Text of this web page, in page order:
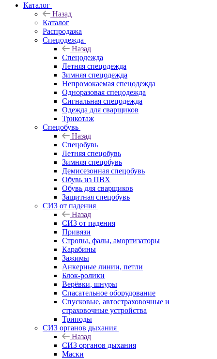
Каталог
Назад
Каталог
Распродажа
Спецодежда
Назад
Спецодежда
Летняя спецодежда
Зимняя спецодежда
Непромокаемая спецодежда
Одноразовая спецодежда
Сигнальная спецодежда
Одежда для сварщиков
Трикотаж
Спецобувь
Назад
Спецобувь
Летняя спецобувь
Зимняя спецобувь
Демисезонная спецобувь
Обувь из ПВХ
Обувь для сварщиков
Защитная спецобувь
СИЗ от падения
Назад
СИЗ от падения
Привязи
Стропы, фалы, амортизаторы
Карабины
Зажимы
Анкерные линии, петли
Блок-ролики
Верёвки, шнуры
Спасательное оборудование
Спусковые, автостраховочные и
страховочные устройства
Триподы
СИЗ органов дыхания
Назад
СИЗ органов дыхания
Маски